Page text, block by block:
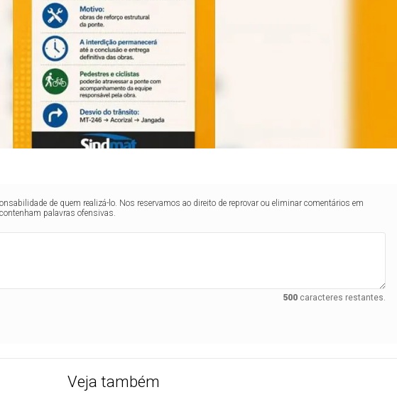
de quem realizá-lo. Nos reservamos ao direito de reprovar ou eliminar comentários em
palavras ofensivas.
500caracteres restantes.
Veja também